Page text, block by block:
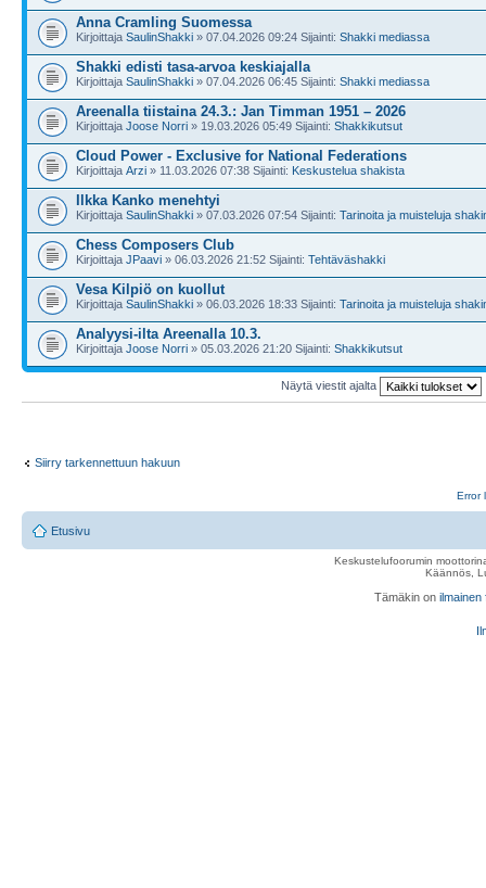
Anna Cramling Suomessa
Kirjoittaja SaulinShakki » 07.04.2026 09:24 Sijainti: Shakki mediassa
Shakki edisti tasa-arvoa keskiajalla
Kirjoittaja SaulinShakki » 07.04.2026 06:45 Sijainti: Shakki mediassa
Areenalla tiistaina 24.3.: Jan Timman 1951 – 2026
Kirjoittaja Joose Norri » 19.03.2026 05:49 Sijainti: Shakkikutsut
Cloud Power - Exclusive for National Federations
Kirjoittaja Arzi » 11.03.2026 07:38 Sijainti: Keskustelua shakista
Ilkka Kanko menehtyi
Kirjoittaja SaulinShakki » 07.03.2026 07:54 Sijainti: Tarinoita ja muisteluja
Chess Composers Club
Kirjoittaja JPaavi » 06.03.2026 21:52 Sijainti: Tehtäväshakki
Vesa Kilpiö on kuollut
Kirjoittaja SaulinShakki » 06.03.2026 18:33 Sijainti: Tarinoita ja muisteluja
Analyysi-ilta Areenalla 10.3.
Kirjoittaja Joose Norri » 05.03.2026 21:20 Sijainti: Shakkikutsut
Näytä viestit ajalta
Siirry tarkennettuun hakuun
Error
Etusivu
Keskustelufoorumin
Käännös,
Tämäkin on ilmainen